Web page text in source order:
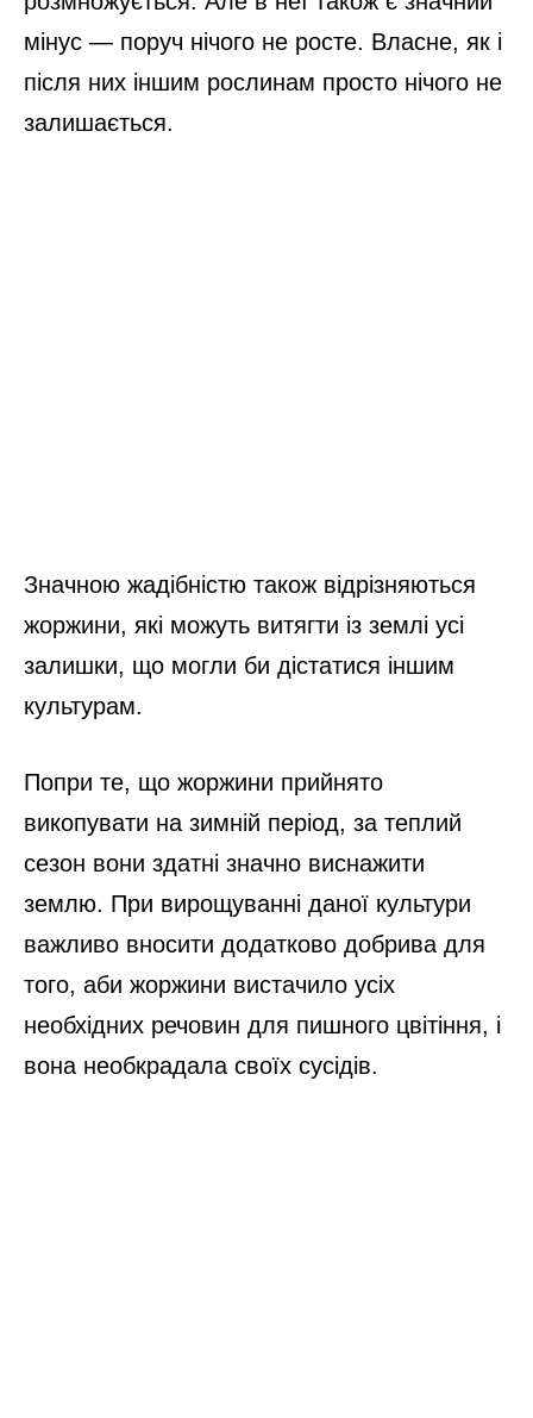
мінус — поруч нічого не росте. Власне, як і
після них іншим рослинам просто нічого не
залишається.
Значною жадібністю також відрізняються
жоржини, які можуть витягти із землі усі
залишки, що могли би дістатися іншим
культурам.
Попри те, що жоржини прийнято
викопувати на зимній період, за теплий
сезон вони здатні значно виснажити
землю. При вирощуванні даної культури
важливо вносити додатково добрива для
того, аби жоржини вистачило усіх
необхідних речовин для пишного цвітіння, і
вона необкрадала своїх сусідів.